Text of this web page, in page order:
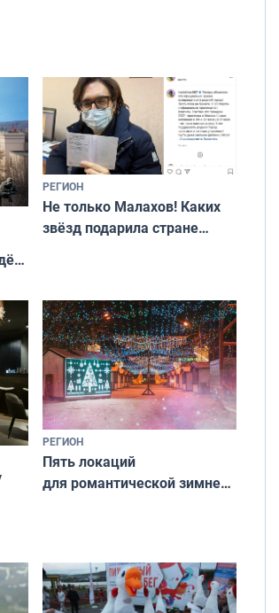
РЕГИОН
Не только Малахов! Каких
звёзд подарила стране
РЕГИОН
Пять локаций
для романтической зимней